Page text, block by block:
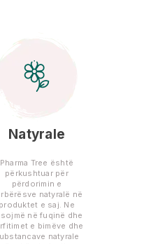
Natyrale
Pharma Tree është
përkushtuar për
përdorimin e
natyralë në
produktet e saj. Ne
në fuqinë dhe
e bimëve dhe
natyrale